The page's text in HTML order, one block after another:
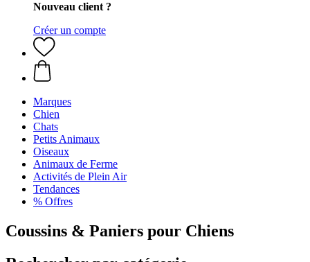
Nouveau client ?
Créer un compte
Marques
Chien
Chats
Petits Animaux
Oiseaux
Animaux de Ferme
Activités de Plein Air
Tendances
% Offres
Coussins & Paniers pour Chiens